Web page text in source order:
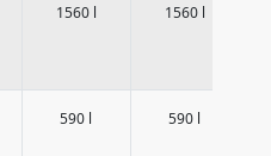
1560 l 1560 l
590 l 590 l